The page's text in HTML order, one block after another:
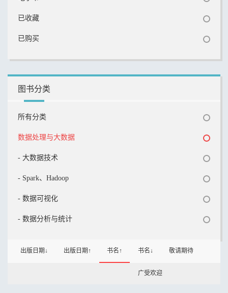
已收藏
已购买
图书分类
所有分类
数据处理与大数据
- 大数据技术
- Spark、Hadoop
- 数据可视化
- 数据分析与统计
出版日期↓ 出版日期↑ 书名↑ 书名↓ 敬请期待
广受欢迎